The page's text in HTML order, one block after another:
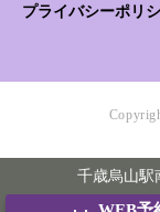
千歳烏山駅
プライバシーポリ